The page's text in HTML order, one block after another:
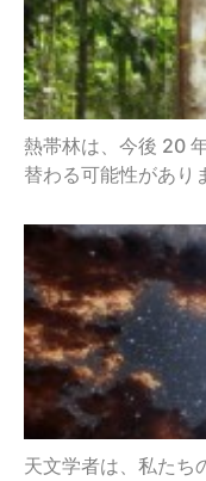
熱帯林は、今後 20
替わる可能性があり
天文学者は、私たち